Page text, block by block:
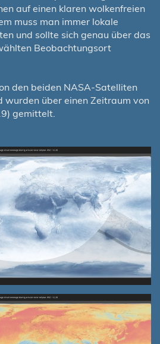
auf einen klaren wolkenfreien
muss man immer lokale
und sollte sich genau über das
Beobachtungsort
den beiden NASA-Satelliten
wurden über einen Zeitraum von
gemittelt.